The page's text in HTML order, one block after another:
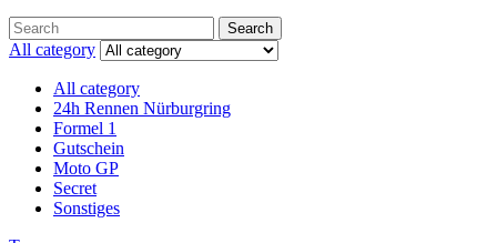
Search
for:
Search
All category
All category
24h Rennen Nürburgring
Formel 1
Gutschein
Moto GP
Secret
Sonstiges